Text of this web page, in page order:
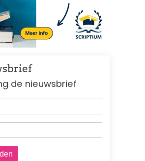
de nieuwsbrief